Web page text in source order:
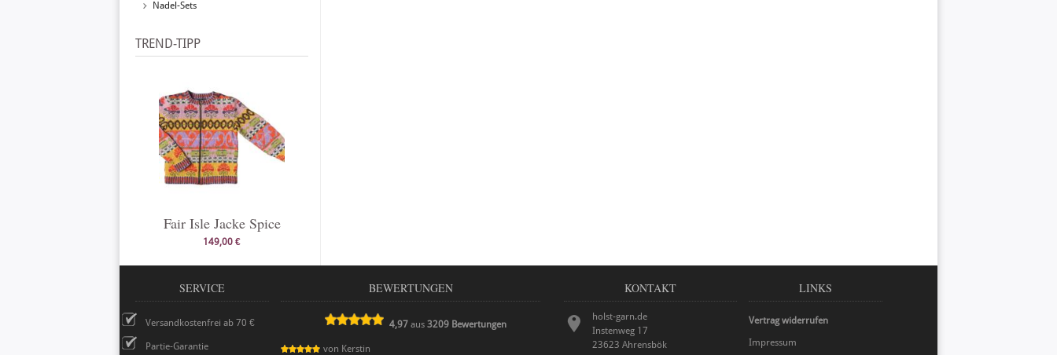
Nadel-Sets
TREND-TIPP
Fair Isle Jacke Spice
149,00 €
SERVICE
Versandkostenfrei ab 70 €
Partie-Garantie
BEWERTUNGEN
4,97 aus3209 Bewertungen
von Kerstin
KONTAKT
holst-garn.de
Instenweg 17
23623 Ahrensbök
LINKS
Vertrag widerrufen
Impressum